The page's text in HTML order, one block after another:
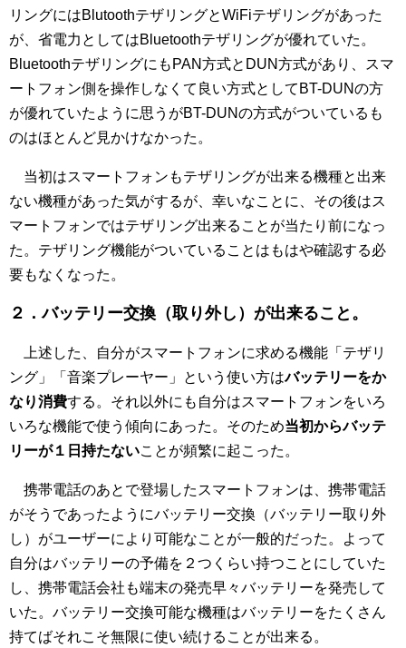
リングにはBlutoothテザリングとWiFiテザリングがあった
が、省電力としてはBluetoothテザリングが優れていた。
BluetoothテザリングにもPAN方式とDUN方式があり、スマ
ートフォン側を操作しなくて良い方式としてBT-DUNの方
が優れていたように思うがBT-DUNの方式がついているも
のはほとんど見かけなかった。
当初はスマートフォンもテザリングが出来る機種と出来
ない機種があった気がするが、幸いなことに、その後はス
マートフォンではテザリング出来ることが当たり前になっ
た。テザリング機能がついていることはもはや確認する必
要もなくなった。
２．バッテリー交換（取り外し）が出来ること。
上述した、自分がスマートフォンに求める機能「テザリ
ング」「音楽プレーヤー」という使い方はバッテリーをか
なり消費する。それ以外にも自分はスマートフォンをいろ
いろな機能で使う傾向にあった。そのため当初からバッテ
リーが１日持たないことが頻繁に起こった。
携帯電話のあとで登場したスマートフォンは、携帯電話
がそうであったようにバッテリー交換（バッテリー取り外
し）がユーザーにより可能なことが一般的だった。よって
自分はバッテリーの予備を２つくらい持つことにしていた
し、携帯電話会社も端末の発売早々バッテリーを発売して
いた。バッテリー交換可能な機種はバッテリーをたくさん
持てばそれこそ無限に使い続けることが出来る。